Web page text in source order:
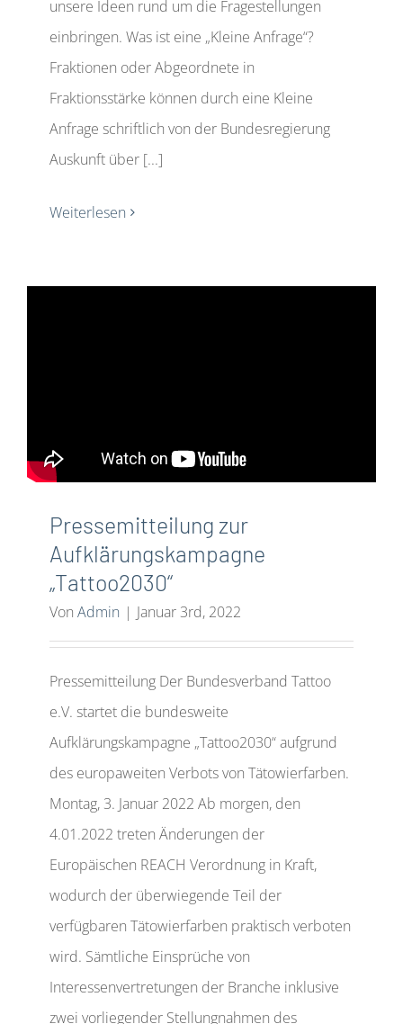
unsere Ideen rund um die Fragestellungen
einbringen. Was ist eine „Kleine Anfrage“?
Fraktionen oder Abgeordnete in
Fraktionsstärke können durch eine Kleine
Anfrage schriftlich von der Bundesregierung
Auskunft über [...]
Weiterlesen
Pressemitteilung zur
Aufklärungskampagne
„Tattoo2030“
Von Admin | Januar 3rd, 2022
Pressemitteilung Der Bundesverband Tattoo
e.V. startet die bundesweite
Aufklärungskampagne „Tattoo2030“ aufgrund
des europaweiten Verbots von Tätowierfarben.
Montag, 3. Januar 2022 Ab morgen, den
4.01.2022 treten Änderungen der
Europäischen REACH Verordnung in Kraft,
wodurch der überwiegende Teil der
verfügbaren Tätowierfarben praktisch verboten
wird. Sämtliche Einsprüche von
Interessenvertretungen der Branche inklusive
zwei vorliegender Stellungnahmen des